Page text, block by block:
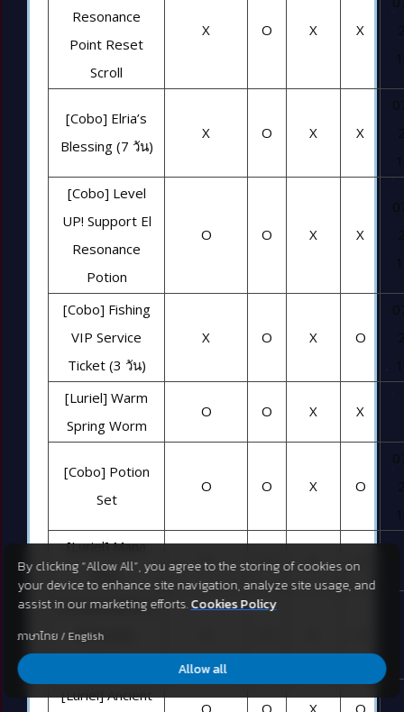
Resonance
Point Reset
Scroll
X O X X
[Cobo] Elria’s
Blessing (7 วัน)
X O X X
[Cobo] Level
UP! Support El
Resonance
Potion
O O X X
[Cobo] Fishing
VIP Service
Ticket (3 วัน)
X O X O
[Luriel] Warm
Spring Worm
O O X X
[Cobo] Potion
Set
O O X O
[Luriel] Mana
Elixir
O O X O
[Luriel] Refined
Recovery
[Luriel] Ancient
By clicking “Allow All”, you agree to the storing of cookies on
your device to enhance site navigation, analyze site usage, and
assist in our marketing efforts.Cookies Policy
ภาษาไทย / English
Allow all